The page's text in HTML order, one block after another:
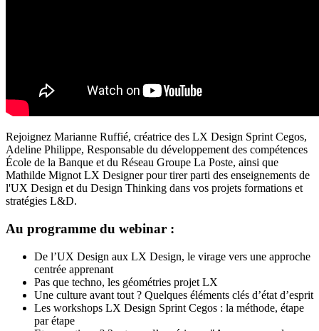
Rejoignez Marianne Ruffié, créatrice des LX Design Sprint Cegos,
Adeline Philippe, Responsable du développement des compétences
École de la Banque et du Réseau Groupe La Poste, ainsi que
Mathilde Mignot LX Designer pour tirer parti des enseignements de
l'UX Design et du Design Thinking dans vos projets formations et
stratégies L&D.
Au programme du webinar :
De l’UX Design aux LX Design, le virage vers une approche
centrée apprenant
Pas que techno, les géométries projet LX
Une culture avant tout ? Quelques éléments clés d’état d’esprit
Les workshops LX Design Sprint Cegos : la méthode, étape
par étape